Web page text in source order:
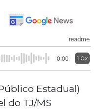
readme
0:00 1.0x
Estadual)
do TJ/MS